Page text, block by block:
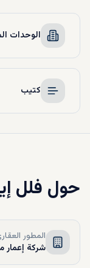
الوحدات
كتيب
حول فلل
المطور
شركة إعمار